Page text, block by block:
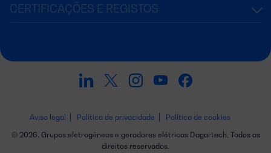
CERTIFICAÇÕES E REGISTOS
Aviso legal Política de privacidade
Política de cookies
© 2026. Grupos eletrogéneos e geradores elétricos Dagartech. Todos os
direitos reservados.